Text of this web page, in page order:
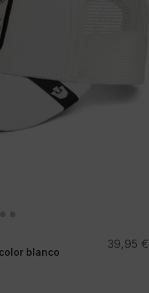
blanco
39,95 €